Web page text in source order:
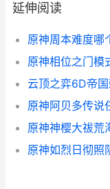
延伸阅读
原神周本难度哪
原神相位之门模
云顶之弈6D帝
原神神樱大祓荒
原神如烈日彻照